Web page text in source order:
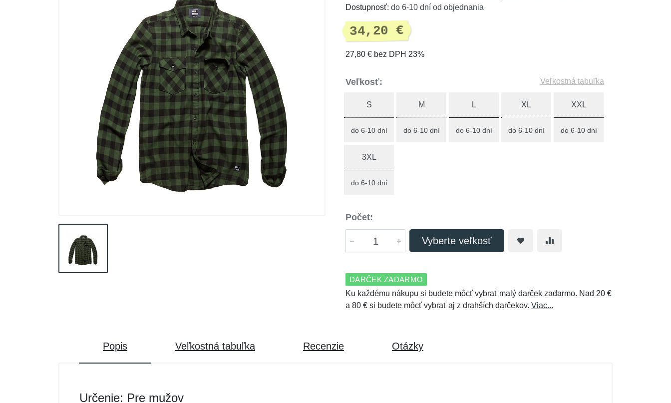
Dostupnosť: do 6-10 dní od objednania
34,20 €
27,80 € bez DPH 23%
Veľkosť: Veľkostná tabuľka
S
do 6-10 dní
M
do 6-10 dní
L
do 6-10 dní
XL
do 6-10 dní
XXL
do 6-10 dní
3XL
do 6-10 dní
Počet:
Vyberte veľkosť
DARČEK ZADARMO
Ku každému nákupu si budete môcť vybrať malý darček zadarmo. Nad 20 €
a 80 € si budete môcť vybrať aj z drahších darčekov. Viac...
Popis Veľkostná tabuľka Recenzie Otázky
Určenie: Pre mužov